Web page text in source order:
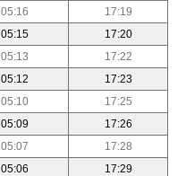
05:16
17:19
05:15
17:20
05:13
17:22
05:12
17:23
05:10
17:25
05:09
17:26
05:07
17:28
05:06
17:29